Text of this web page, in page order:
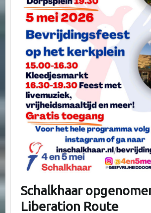
Schalkhaar
Liberation Route